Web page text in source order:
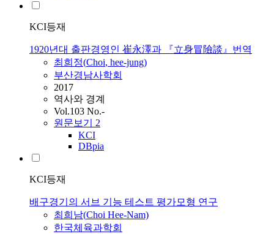
KCI등재
1920년대 출판경영인 崔永澤과 『立身冒險談』번역
최희정(Choi, hee-jung)
부산경남사학회
2017
역사와 경계
Vol.103 No.-
원문보기 2
KCI
DBpia
KCI등재
배구경기의 서브 기능 테스트 평가모형 연구
최희남(Choi Hee-Nam)
한국체육과학회